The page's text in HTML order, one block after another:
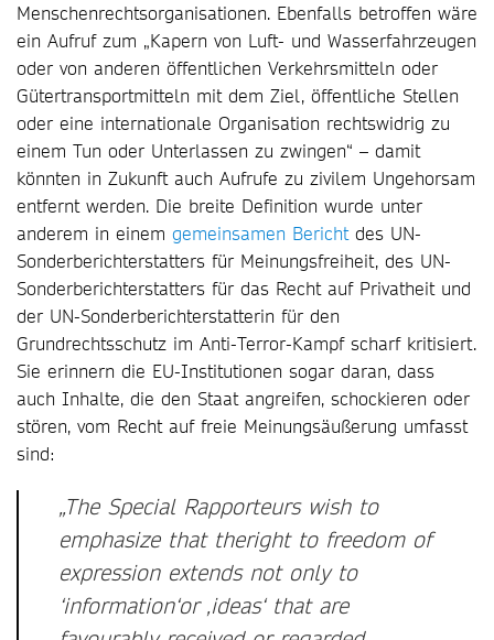
Menschenrechtsorganisationen. Ebenfalls betroffen wäre
ein Aufruf zum „Kapern von Luft- und Wasserfahrzeugen
oder von anderen öffentlichen Verkehrsmitteln oder
Gütertransportmitteln mit dem Ziel, öffentliche Stellen
oder eine internationale Organisation rechtswidrig zu
einem Tun oder Unterlassen zu zwingen“ – damit
könnten in Zukunft auch Aufrufe zu zivilem Ungehorsam
entfernt werden. Die breite Definition wurde unter
anderem in einem gemeinsamen Berichtdes UN-
Sonderberichterstatters für Meinungsfreiheit, des UN-
Sonderberichterstatters für das Recht auf Privatheit und
der UN-Sonderberichterstatterin für den
Grundrechtsschutz im Anti-Terror-Kampf scharf kritisiert.
Sie erinnern die EU-Institutionen sogar daran, dass
auch Inhalte, die den Staat angreifen, schockieren oder
stören, vom Recht auf freie Meinungsäußerung umfasst
sind:
„The Special Rapporteurs wish to
emphasize that theright to freedom of
expression extends not only to
‘information‘or ‚ideas‘ that are